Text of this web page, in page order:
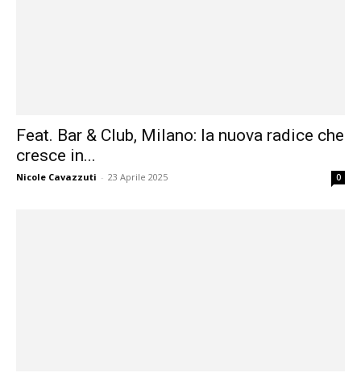
Feat. Bar & Club, Milano: la nuova radice che
cresce in...
Nicole Cavazzuti - 23 Aprile 2025 0